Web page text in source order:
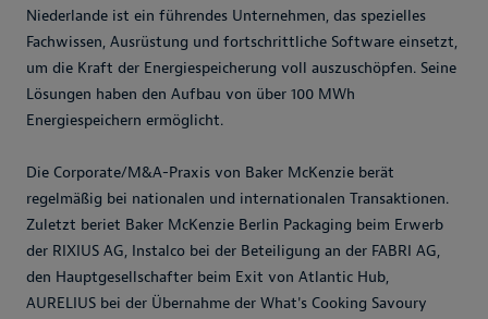
Niederlande ist ein führendes Unternehmen, das spezielles
Fachwissen, Ausrüstung und fortschrittliche Software einsetzt,
um die Kraft der Energiespeicherung voll auszuschöpfen. Seine
Lösungen haben den Aufbau von über 100 MWh
Energiespeichern ermöglicht.
Die Corporate/M&A-Praxis von Baker McKenzie berät
regelmäßig bei nationalen und internationalen Transaktionen.
Zuletzt beriet Baker McKenzie Berlin Packaging beim Erwerb
der RIXIUS AG, Instalco bei der Beteiligung an der FABRI AG,
den Hauptgesellschafter beim Exit von Atlantic Hub,
AURELIUS bei der Übernahme der What's Cooking Savoury